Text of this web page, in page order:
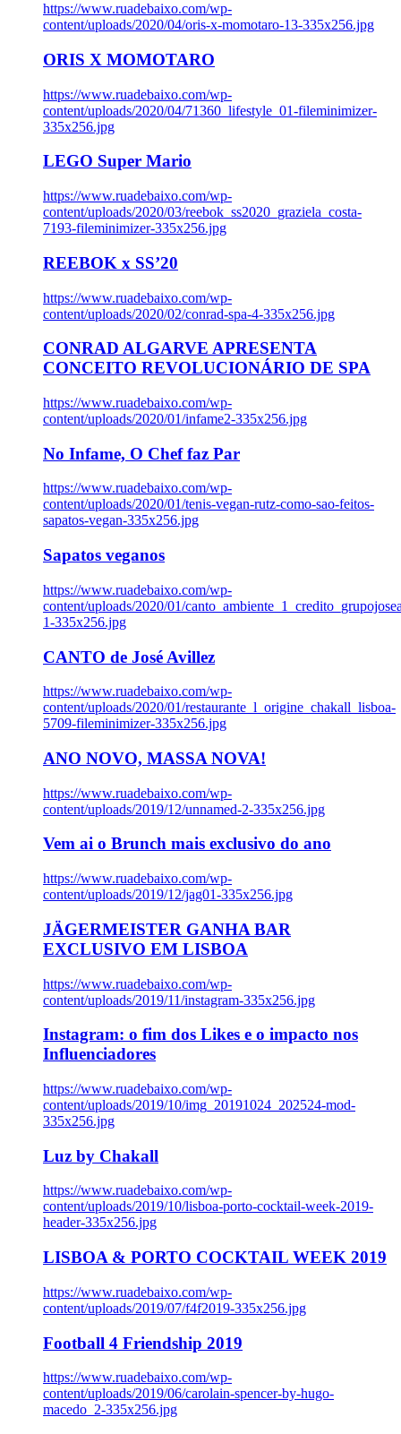
https://www.ruadebaixo.com/wp-
content/uploads/2020/04/oris-x-momotaro-13-335x256.jpg
ORIS X MOMOTARO
https://www.ruadebaixo.com/wp-
content/uploads/2020/04/71360_lifestyle_01-fileminimizer-
335x256.jpg
LEGO Super Mario
https://www.ruadebaixo.com/wp-
content/uploads/2020/03/reebok_ss2020_graziela_costa-
7193-fileminimizer-335x256.jpg
REEBOK x SS’20
https://www.ruadebaixo.com/wp-
content/uploads/2020/02/conrad-spa-4-335x256.jpg
CONRAD ALGARVE APRESENTA
CONCEITO REVOLUCIONÁRIO DE SPA
https://www.ruadebaixo.com/wp-
content/uploads/2020/01/infame2-335x256.jpg
No Infame, O Chef faz Par
https://www.ruadebaixo.com/wp-
content/uploads/2020/01/tenis-vegan-rutz-como-sao-feitos-
sapatos-vegan-335x256.jpg
Sapatos veganos
https://www.ruadebaixo.com/wp-
content/uploads/2020/01/
1-335x256.jpg
CANTO de José Avillez
https://www.ruadebaixo.com/wp-
content/uploads/2020/01/restaurante_l_origine_chakall_lisboa-
5709-fileminimizer-335x256.jpg
ANO NOVO, MASSA NOVA!
https://www.ruadebaixo.com/wp-
content/uploads/2019/12/unnamed-2-335x256.jpg
Vem ai o Brunch mais exclusivo do ano
https://www.ruadebaixo.com/wp-
content/uploads/2019/12/jag01-335x256.jpg
JÄGERMEISTER GANHA BAR
EXCLUSIVO EM LISBOA
https://www.ruadebaixo.com/wp-
content/uploads/2019/11/instagram-335x256.jpg
Instagram: o fim dos Likes e o impacto nos
Influenciadores
https://www.ruadebaixo.com/wp-
content/uploads/2019/10/img_20191024_202524-mod-
335x256.jpg
Luz by Chakall
https://www.ruadebaixo.com/wp-
content/uploads/2019/10/lisboa-porto-cocktail-week-2019-
header-335x256.jpg
LISBOA & PORTO COCKTAIL WEEK 2019
https://www.ruadebaixo.com/wp-
content/uploads/2019/07/f4f2019-335x256.jpg
Football 4 Friendship 2019
https://www.ruadebaixo.com/wp-
content/uploads/2019/06/carolain-spencer-by-hugo-
macedo_2-335x256.jpg